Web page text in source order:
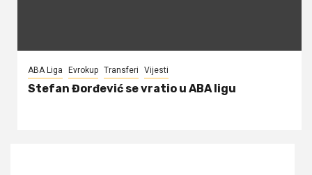
ABA Liga Evrokup Transferi Vijesti
Stefan Đorđević se vratio u ABA ligu